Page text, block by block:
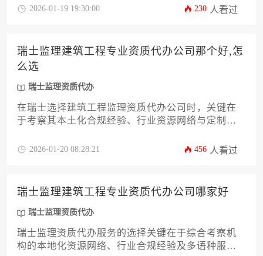
地化服务团队且报价清晰的老牌机构。
2026-01-19 19:30:00 230 人看过
瑞士监理建筑工程专业资质代办公司那个好,怎
么选
瑞士监理资质代办
在瑞士选择建筑工程监理资质代办公司时，关键在
于考察其本土化合规经验、行业资源网络与定制化
规体系，具备与审批部门的高效沟通渠道，并能针
2026-01-20 08:28:21 456 人看过
瑞士监理建筑工程专业资质代办公司哪家好
瑞士监理资质代办
瑞士监理资质代办服务的选择关键在于综合考察机
构的本地化资源网络、行业合规经验及多语种服务